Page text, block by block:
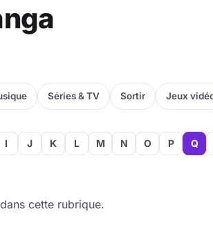
Séries & TV Sortir Jeux
I J K L M N O P Q
cette rubrique.